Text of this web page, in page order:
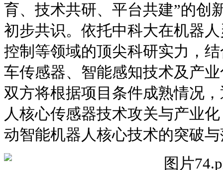
育、技术共研、平台共建”的创
初步共识。依托中科大在机器
控制等领域的顶尖科研实力，
车传感器、智能感知技术及产
双方将根据项目条件成熟情况
人核心传感器技术攻关与产业
动智能机器人核心技术的突破